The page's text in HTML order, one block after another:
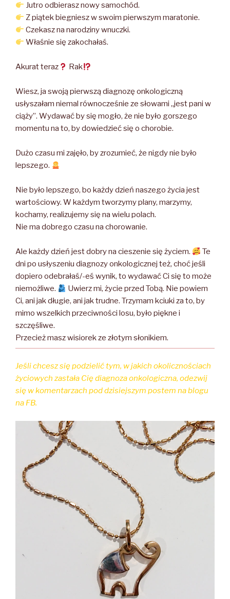
Jutro odbierasz nowy samochód.
Z piątek biegniesz w swoim pierwszym maratonie.
Czekasz na narodziny wnuczki.
Właśnie się zakochałaś.
Akurat teraz Rak
Wiesz, ja swoją pierwszą diagnozę onkologiczną
usłyszałam niemal równocześnie ze słowami „jest pani w
ciąży”. Wydawać by się mogło, że nie było gorszego
momentu na to, by dowiedzieć się o chorobie.
Dużo czasu mi zajęło, by zrozumieć, że nigdy nie było
lepszego.
Nie było lepszego, bo każdy dzień naszego życia jest
wartościowy. W każdym tworzymy plany, marzymy,
kochamy, realizujemy się na wielu polach.
Nie ma dobrego czasu na chorowanie.
Ale każdy dzień jest dobry na cieszenie się życiem.
Te
dni po usłyszeniu diagnozy onkologicznej też, choć jeśli
dopiero odebrałaś/-eś wynik, to wydawać Ci się to może
niemożliwe.
Uwierz mi, życie przed Tobą. Nie powiem
Ci, ani jak długie, ani jak trudne. Trzymam kciuki za to, by
mimo wszelkich przeciwności losu, było piękne i
szczęśliwe.
Przecież masz wisiorek ze złotym słonikiem.
Jeśli chcesz się podzielić tym, w jakich okolicznościach
życiowych zastała Cię diagnoza onkologiczna, odezwij
się w komentarzach pod dzisiejszym postem na blogu
na FB.